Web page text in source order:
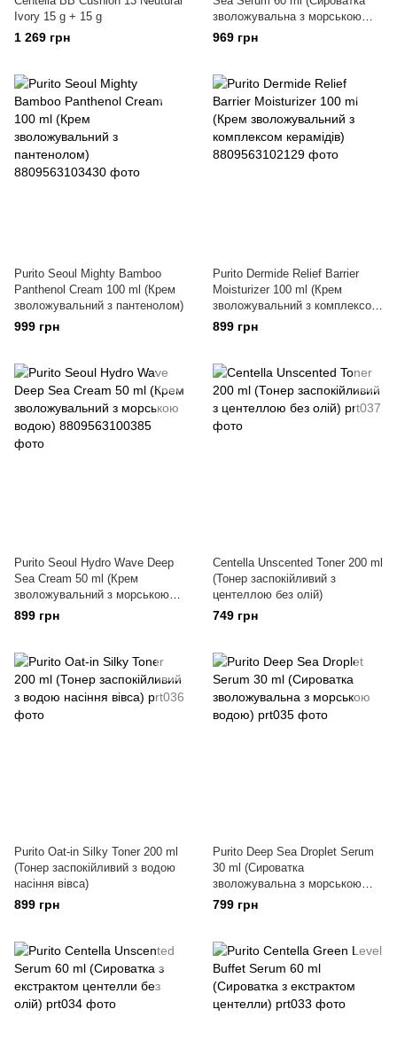
Ivory 15 g + 15 g
1 269 грн
зволожувальна з морською
водою)
969 грн
Purito Seoul Mighty Bamboo
Panthenol Cream 100 ml (Крем
зволожувальний з пантенолом)
999 грн
Purito Dermide Relief Barrier
Moisturizer 100 ml (Крем
зволожувальний з комплексом
керамідів)
899 грн
Purito Seoul Hydro Wave Deep
Sea Cream 50 ml (Крем
зволожувальний з морською
водою)
899 грн
Centella Unscented Toner 200 ml
(Тонер заспокійливий з
центеллою без олій)
749 грн
Purito Oat-in Silky Toner 200 ml
(Тонер заспокійливий з водою
насіння вівса)
899 грн
Purito Deep Sea Droplet Serum
30 ml (Сироватка
зволожувальна з морською
водою)
799 грн